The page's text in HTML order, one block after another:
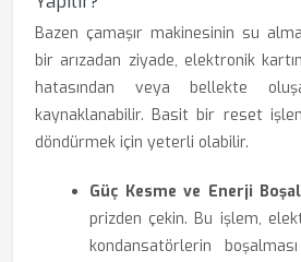
Bazen çamaşır makinesinin su
bir arızadan ziyade, elektronik
hatasından veya bellekte
kaynaklanabilir. Basit bir reset
döndürmek için yeterli olabilir.
Güç Kesme ve Enerji
prizden çekin. Bu işlem,
kondansatörlerin